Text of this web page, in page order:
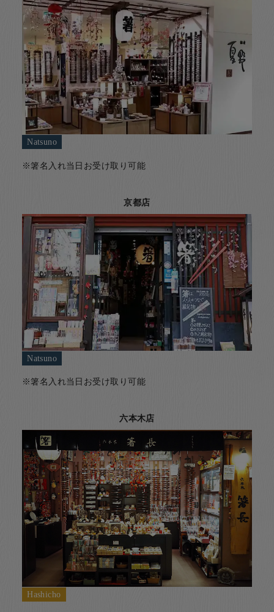
Natsuno
※箸名入れ当日お受け取り可能
京都店
Natsuno
※箸名入れ当日お受け取り可能
六本木店
Hashicho